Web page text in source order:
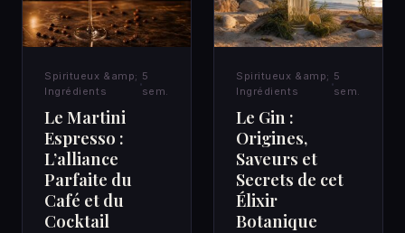
Spiritueux &amp;
Ingrédients
5
sem.
Le Martini
Espresso :
L’alliance
Parfaite du
Café et du
Cocktail
Spiritueux &amp;
Ingrédients
5
sem.
Le Gin :
Origines,
Saveurs et
Secrets de cet
Élixir
Botanique